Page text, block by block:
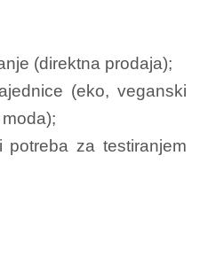
(direktna prodaja);
(eko, veganski
potreba za testiranjem